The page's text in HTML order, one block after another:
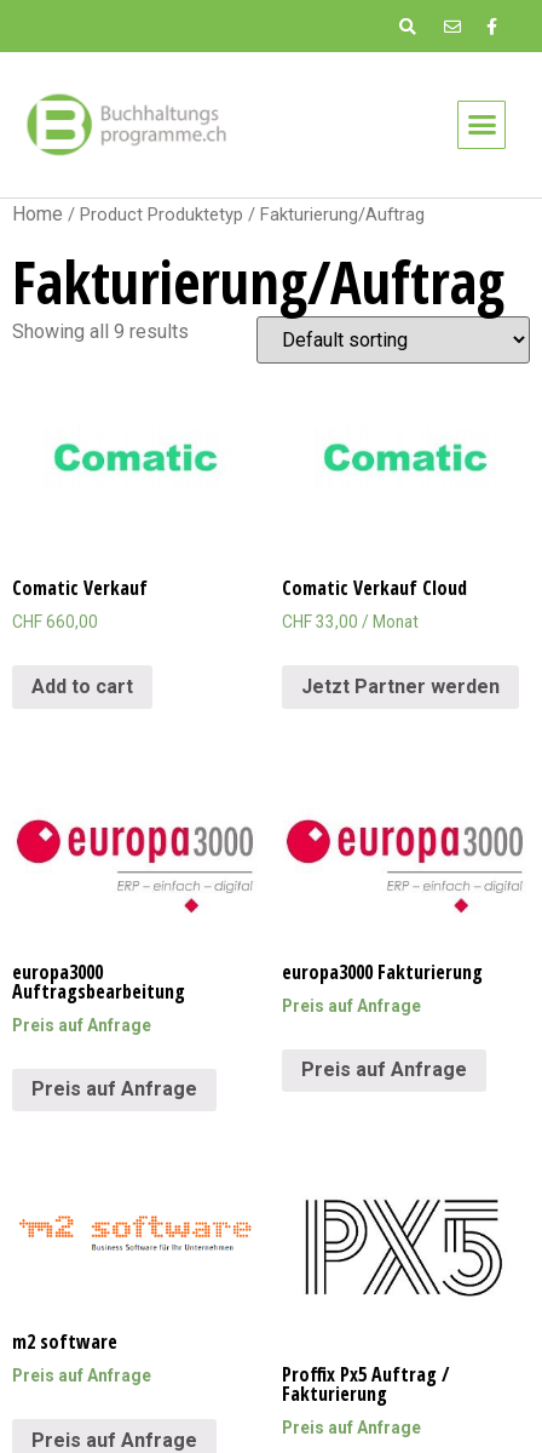
Home / Product Produktetyp / Fakturierung/Auftrag
Fakturierung/Auftrag
Showing all 9 results
Comatic Verkauf
CHF660,00
Add to cart
Comatic Verkauf Cloud
CHF33,00 / Monat
Jetzt Partner werden
europa3000
Auftragsbearbeitung
Preis auf Anfrage
Preis auf Anfrage
europa3000 Fakturierung
Preis auf Anfrage
Preis auf Anfrage
m2 software
Preis auf Anfrage
Preis auf Anfrage
Proffix Px5 Auftrag /
Fakturierung
Preis auf Anfrage